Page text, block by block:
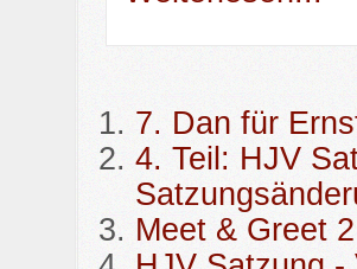
7. Dan für
4. Teil: HJV
Meet & Greet